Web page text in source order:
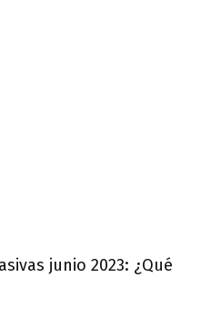
junio 2023: ¿Qué